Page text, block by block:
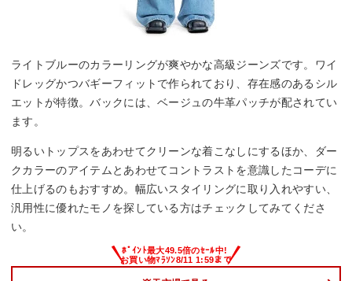
ライトブルーのカラーリングが爽やかな高級ジーンズです。ワイ
ドレッグかつバギーフィットで作られており、存在感のあるシル
エットが特徴。バックには、ベージュの牛革パッチが配されてい
ます。
明るいトップスをあわせてクリーンな着こなしにするほか、ダー
クカラーのアイテムとあわせてコントラストを意識したコーデに
仕上げるのもおすすめ。幅広いスタイリングに取り入れやすい、
汎用性に優れたモノを探している方はチェックしてみてくださ
い。